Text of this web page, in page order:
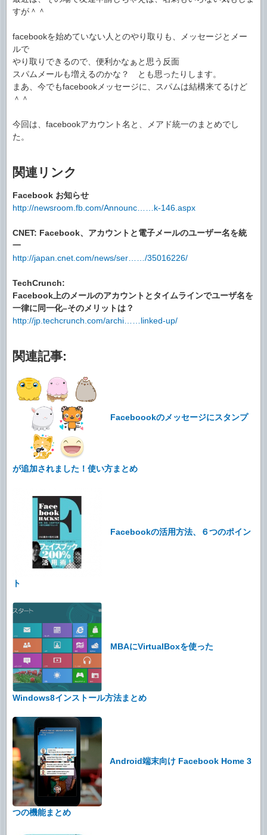
すが＾＾
facebookを始めていない人とのやり取りも、メッセージとメー
ルで
やり取りできるので、便利かなぁと思う反面
スパムメールも増えるのかな？ とも思ったりします。
まあ、今でもfacebookメッセージに、スパムは結構来てるけど
＾＾
今回は、facebookアカウント名と、メアド統一のまとめでし
た。
関連リンク
Facebook お知らせ
http://newsroom.fb.com/Announc……k-146.aspx
CNET: Facebook、アカウントと電子メールのユーザー名を統
一
http://japan.cnet.com/news/ser……/35016226/
TechCrunch:
Facebook上のメールのアカウントとタイムラインでユーザ名を
一律に同一化–そのメリットは？
http://jp.techcrunch.com/archi……linked-up/
関連記事:
Faceboookのメッセージにスタンプ
が追加されました！使い方まとめ
Facebookの活用方法、６つのポイン
ト
MBAにVirtualBoxを使った
Windows8インストール方法まとめ
Android端末向け Facebook Home 3
つの機能まとめ